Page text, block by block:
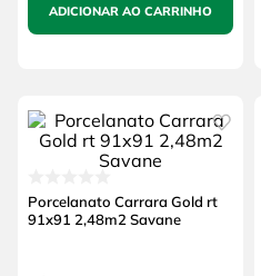
ADICIONAR AO CARRINHO
Porcelanato Carrara Gold rt
91x91 2,48m2 Savane